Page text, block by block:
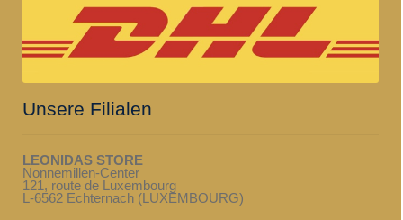
Unsere Filialen
LEONIDAS STORE
Nonnemillen-Center
121, route de Luxembourg
L-6562 Echternach (LUXEMBOURG)